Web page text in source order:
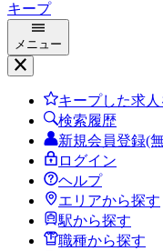
キープ
メニュー
キープした求人
検索履歴
新規会員登録(
ログイン
ヘルプ
エリアから探す
駅から探す
職種から探す